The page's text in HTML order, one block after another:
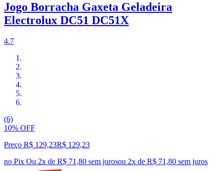
Jogo Borracha Gaxeta Geladeira
Electrolux DC51 DC51X
4.7
(6)
10% OFF
Preço R$ 129,23R$ 129,23
no Pix Ou 2x de R$ 71,80 sem jurosou 2x de R$ 71,80 sem juros